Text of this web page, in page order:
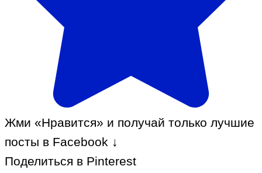
Жми «Нравится» и получай только лучшие
посты в Facebook ↓
Поделиться в Pinterest